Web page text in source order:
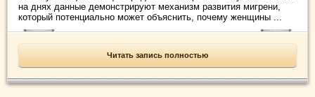
на днях данные демонстрируют механизм развития мигрени,
который потенциально может объяснить, почему женщины ...
Читать запись полностью